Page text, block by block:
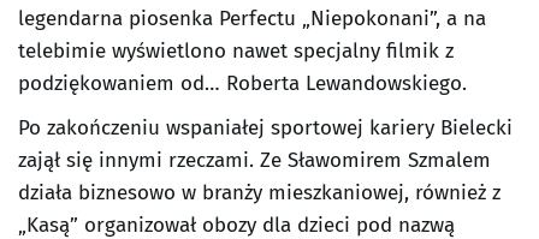
legendarna piosenka Perfectu „Niepokonani”, a na
telebimie wyświetlono nawet specjalny filmik z
podziękowaniem od… Roberta Lewandowskiego.
Po zakończeniu wspaniałej sportowej kariery Bielecki
zajął się innymi rzeczami. Ze Sławomirem Szmalem
działa biznesowo w branży mieszkaniowej, również z
„Kasą” organizował obozy dla dzieci pod nazwą